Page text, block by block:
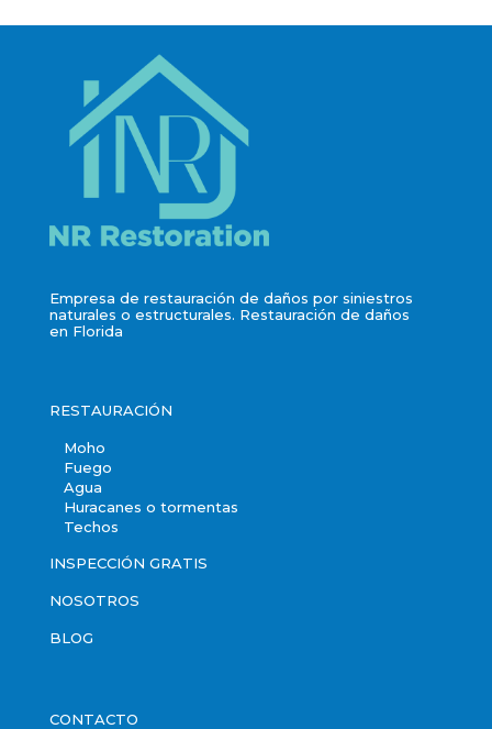
Empresa de restauración de daños por siniestros
naturales o estructurales. Restauración de daños
en Florida
RESTAURACIÓN
Moho
Fuego
Agua
Huracanes o tormentas
Techos
INSPECCIÓN GRATIS
NOSOTROS
BLOG
CONTACTO